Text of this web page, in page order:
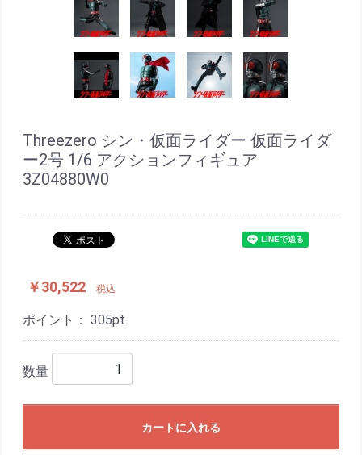
Threezero シン・仮面ライダー 仮面ライダ
ー2号 1/6 アクションフィギュア
3Z04880W0
￥30,522 税込
ポイント： 305pt
数量
カートに入れる